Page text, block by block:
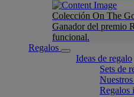
Colección On The
Ganador del premio
funcional.
Regalos
Ideas de regalo
Sets de
Regalos